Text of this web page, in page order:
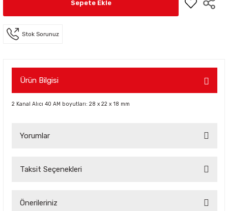
Sepete Ekle
Stok Sorunuz
Ürün Bilgisi
2 Kanal Alıcı 40 AM boyutları: 28 x 22 x 18 mm
Yorumlar
Taksit Seçenekleri
Önerileriniz